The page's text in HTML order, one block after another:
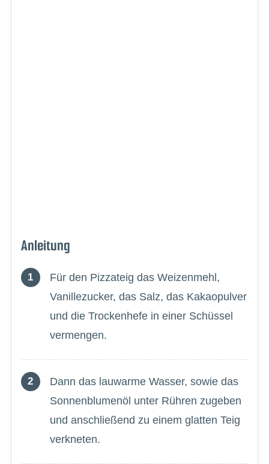
Anleitung
Für den Pizzateig das Weizenmehl,
Vanillezucker, das Salz, das Kakaopulver
und die Trockenhefe in einer Schüssel
vermengen.
Dann das lauwarme Wasser, sowie das
Sonnenblumenöl unter Rühren zugeben
und anschließend zu einem glatten Teig
verkneten.